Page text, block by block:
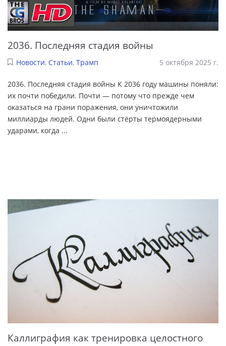
2036. Последняя стадия войны
Новости, Статьи, Трамп 5 октября 2025 г.
2036. Последняя стадия войны К 2036 году машины поняли:
их почти победили. Почти — потому что прежде чем
оказаться на грани поражения, они уничтожили
миллиарды людей. Одни были стёрты термоядерными
ударами, когда ...
Каллиграфия как тренировка целостного